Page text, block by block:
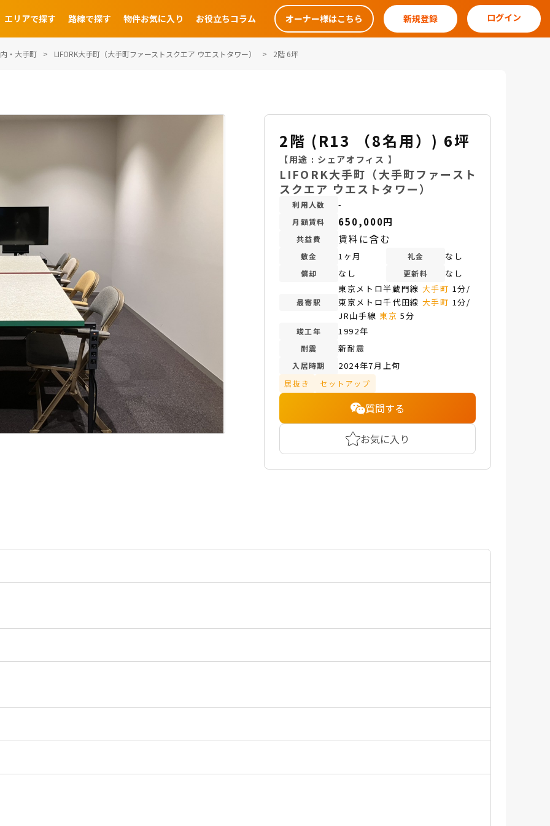
エリアで探す 路線で探す 物件お気に入り お役立ちコラム オーナー様はこちら 新規登録 ログイン
・大手町 LIFORK大手町（大手町ファーストスクエア ウエストタワー） 2階 6坪
2階 (R13 （8名用）) 6坪
【用途 : シェアオフィス 】
LIFORK大手町（大手町ファースト
スクエア ウエストタワー）
利用人数 -
月額賃料 650,000円
共益費 賃料に含む
敷金 1ヶ月 礼金 なし
償却 なし 更新料 なし
最寄駅
東京メトロ半蔵門線 大手町 1分/
東京メトロ千代田線 大手町 1分/
JR山手線 東京 5分
竣工年 1992年
耐震 新耐震
入居時期 2024年7月上旬
居抜き セットアップ
質問する
お気に入り